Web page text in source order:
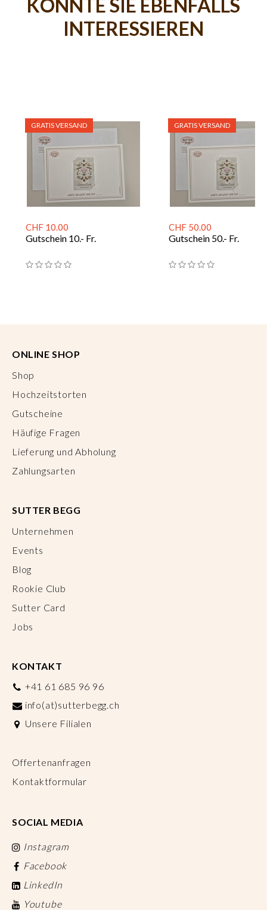
KÖNNTE SIE EBENFALLS
INTERESSIEREN
CHF 10.00
Gutschein 10.- Fr.
GRATIS VERSAND
CHF 50.00
Gutschein 50.- Fr.
GRATIS VERSAND
ONLINE SHOP
Shop
Hochzeitstorten
Gutscheine
Häufige Fragen
Lieferung und Abholung
Zahlungsarten
SUTTER BEGG
Unternehmen
Events
Blog
Rookie Club
Sutter Card
Jobs
KONTAKT
+41 61 685 96 96
info(at)sutterbegg.ch
Unsere Filialen
Offertenanfragen
Kontaktformular
SOCIAL MEDIA
Instagram
Facebook
LinkedIn
Youtube